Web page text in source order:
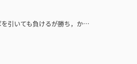
引いても負けるが勝ち，か…